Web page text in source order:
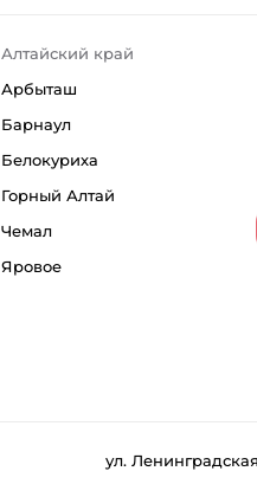
Алтайский край
Арбыташ
Барнаул
Белокуриха
Горный Алтай
Чемал
Яровое
ул.